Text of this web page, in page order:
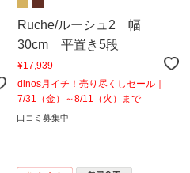
Ruche/ルーシュ2 幅
30cm 平置き5段
¥17,939
dinos月イチ！売り尽くしセール｜
7/31（金）～8/11（火）まで
口コミ募集中